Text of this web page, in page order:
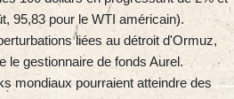
95,83 pour le WTI américain).
liées au détroit d'Ormuz,
le gestionnaire de fonds Aurel.
mondiaux pourraient atteindre des